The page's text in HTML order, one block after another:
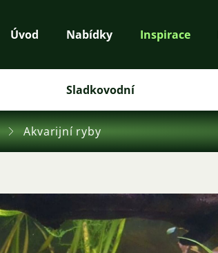
Úvod Nabídky Inspirace
Sladkovodní
Akvarijní ryby